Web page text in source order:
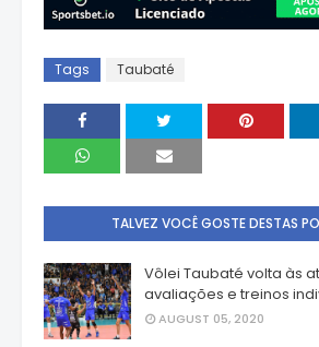
Tags Taubaté
TALVEZ VOCÊ GOSTE DESTAS
Vôlei Taubaté volta às
avaliações e treinos
AUGUST 05, 2020